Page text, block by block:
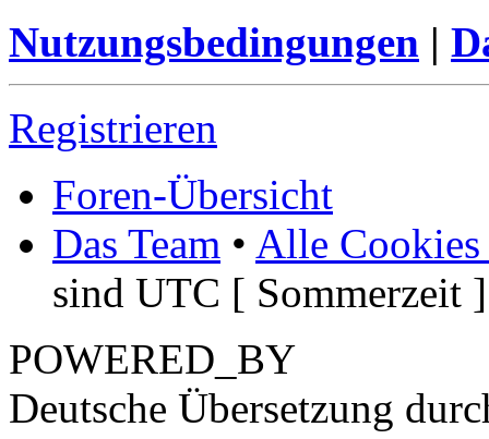
Nutzungsbedingungen |
Registrieren
Foren-Übersicht
Das Team • Alle Cookies
sind UTC [ Sommerzeit ]
POWERED_BY
Deutsche Übersetzung